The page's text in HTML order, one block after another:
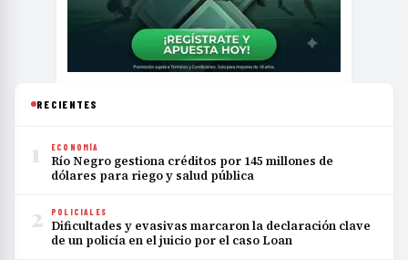
RECIENTES
1 ECONOMÍA
Río Negro gestiona créditos por 145 millones de
dólares para riego y salud pública
2 POLICIALES
Dificultades y evasivas marcaron la declaración clave
de un policía en el juicio por el caso Loan